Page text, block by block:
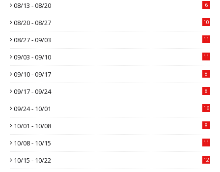
08/13 - 08/20 6
08/20 - 08/27 10
08/27 - 09/03 11
09/03 - 09/10 11
09/10 - 09/17 8
09/17 - 09/24 8
09/24 - 10/01 16
10/01 - 10/08 8
10/08 - 10/15 11
10/15 - 10/22 12